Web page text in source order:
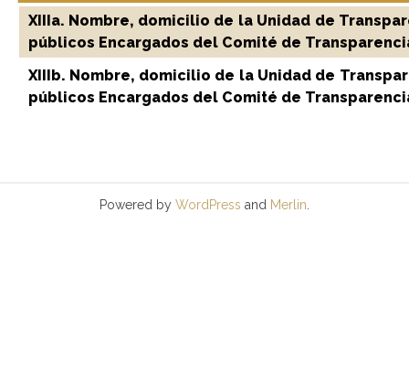
XIIIa. Nombre, domicilio de la Unidad de
públicos Encargados del Comité de
XIIIb. Nombre, domicilio de la Unidad de
públicos Encargados del Comité de
Powered by WordPress and Merlin